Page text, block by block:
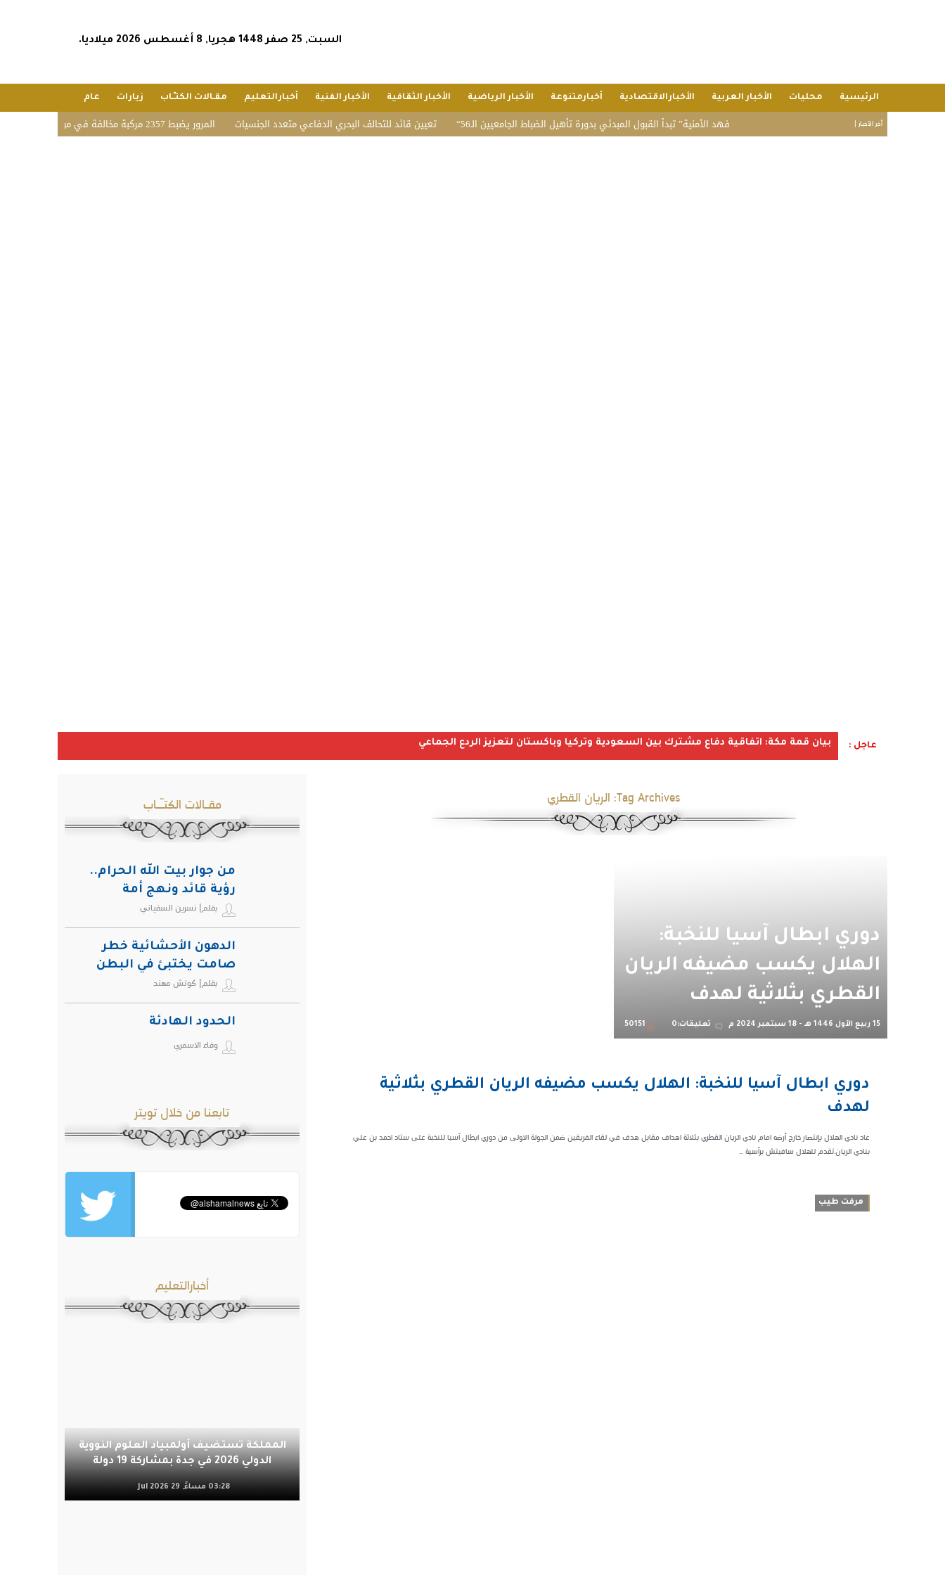
السبت, 25 صفر 1448 هجريا, 8 أغسطس 2026 ميلاديا.
الرئيسية محليات الأخبار العربية الأخبارالاقتصادية أخبارمتنوعة الأخبار الرياضية الأخبار الثقافية الأخبار الفنية أخبارالتعليم مقـالات الكتـّـاب زيارات عام
أخر الأخبار | المرور يضبط 2357 مركبة مخالفة في مواقف الأشخاص ذوي الإعاقة بمختلف مناطق المملكة تعيين قائد للتحالف البحري الدفاعي متعدد الجنسيات “فهد الأمنية” تبدأ القبول المبدئي بدورة تأهيل الضباط الجامعيين الـ56
عاجل : بيان قمة مكة: اتفاقية دفاع مشترك بين السعودية وتركيا وباكستان لتعزيز الردع الجماعي
Tag Archives: الريان القطري
‎دوري ابطال آسيا للنخبة:
الهلال يكسب مضيفه الريان
القطري بثلاثية لهدف
15 ربيع الأول 1446 هـ - 18 سبتمبر 2024 م تعليقات:0 50151
‎دوري ابطال آسيا للنخبة: الهلال يكسب مضيفه الريان القطري بثلاثية
لهدف
‎عاد نادي الهلال بإنتصار خارج أرضه امام نادي الريان القطري بثلاثة اهداف مقابل هدف في لقاء الفريقين ضمن الجولة الاولى من دوري ابطال آسيا للنخبة على ستاد احمد بن علي
بنادي الريان.‎تقدم للهلال سافيتش برأسية ...
مرفت طيب
مقـالات الكتـّـاب
من جوار بيت الله الحرام..
رؤية قائد ونهج أمة
بقلم| نسرين السفياني
الدهون الأحشائية خطر
صامت يختبئ في البطن
ويهدد صحة الإنسان
بقلم| كوتش مهند
الحدود الهادئة
وفاء الاسمري
تابعنا من خلال تويتر
أخبارالتعليم
المملكة تستضيف أولمبياد العلوم النووية
الدولي 2026 في جدة بمشاركة 19 دولة
03:28 مساءً, 29 Jul 2026